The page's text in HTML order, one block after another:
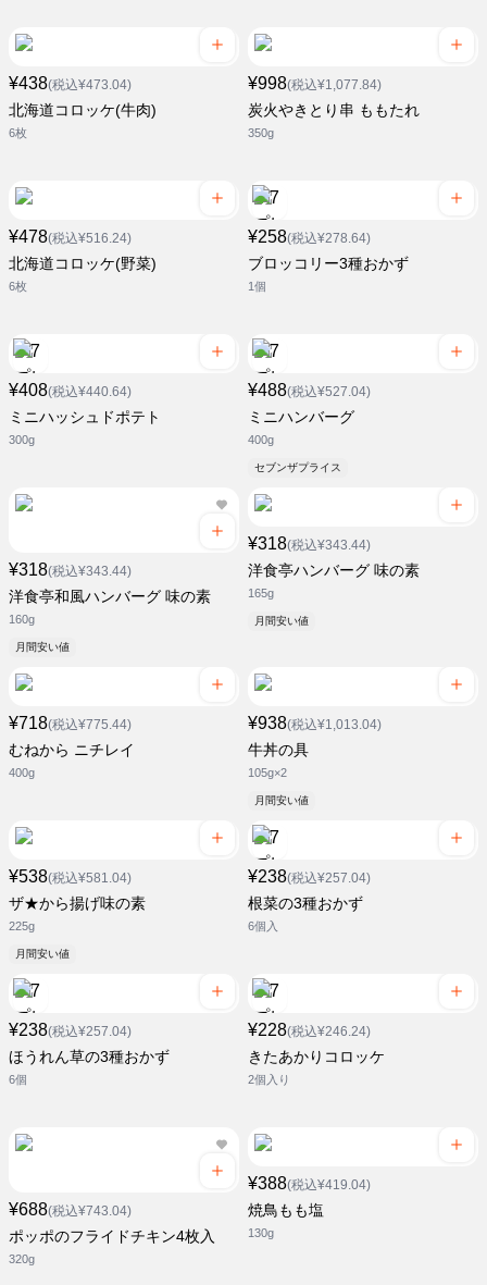
¥438(税込¥473.04)
北海道コロッケ(牛肉)
6枚
¥998(税込¥1,077.84)
炭火やきとり串 ももたれ
350g
¥478(税込¥516.24)
北海道コロッケ(野菜)
6枚
¥258(税込¥278.64)
ブロッコリー3種おかず
1個
¥408(税込¥440.64)
ミニハッシュドポテト
300g
¥488(税込¥527.04)
ミニハンバーグ
400g
セブンザプライス
¥318(税込¥343.44)
洋食亭和風ハンバーグ 味の素
160g
月間安い値
¥318(税込¥343.44)
洋食亭ハンバーグ 味の素
165g
月間安い値
¥718(税込¥775.44)
むねから ニチレイ
400g
¥938(税込¥1,013.04)
牛丼の具
105g×2
月間安い値
¥538(税込¥581.04)
ザ★から揚げ味の素
225g
月間安い値
¥238(税込¥257.04)
根菜の3種おかず
6個入
¥238(税込¥257.04)
ほうれん草の3種おかず
6個
¥228(税込¥246.24)
きたあかりコロッケ
2個入り
¥688(税込¥743.04)
ポッポのフライドチキン4枚入
320g
¥388(税込¥419.04)
焼鳥もも塩
130g